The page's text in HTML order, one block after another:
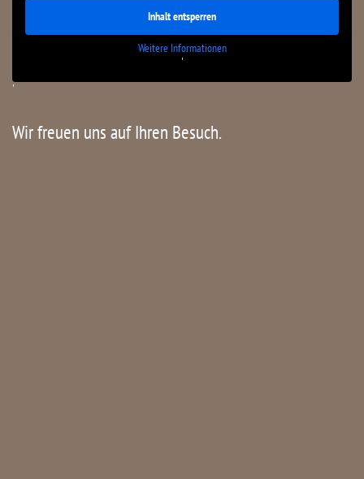
Inhalt entsperren
Weitere Informationen
'
'
Wir freuen uns auf Ihren Besuch.